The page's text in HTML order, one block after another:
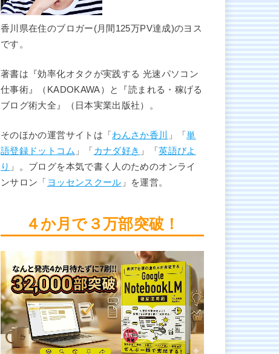
香川県在住のブロガー(月間125万PV達成)のヨス
です。
著書は『効率化オタクが実践する 光速パソコン
仕事術』（KADOKAWA）と『読まれる・稼げる
ブログ術大全』（日本実業出版社）。
そのほかの運営サイトは「わんさか香川 」「単
語登録ドットコム 」「 カナダ好き 」「英語びよ
り 」。ブログを本気で書く人のためのオンライ
ンサロン「 ヨッセンスクール 」を運営。
４か月で３万部突破！